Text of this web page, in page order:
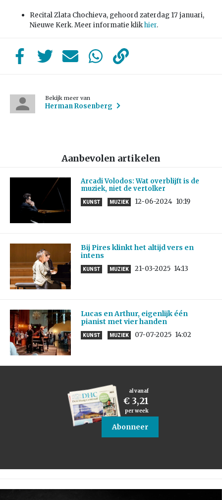
Recital Zlata Chochieva, gehoord zaterdag 17 januari,
Nieuwe Kerk. Meer informatie klikhier.
Bekijk meer van
Herman Rosenberg
Aanbevolen artikelen
Arcadi Volodos: Wat overblijft is de
muziek, niet de vertolker
KUNST MUZIEK 12-06-2024 10:19
Bij Pires klinkt het altijd vers en
intens
KUNST MUZIEK 21-03-2025 14:13
Lucas en Arthur, eigenlijk één
pianist met vier handen
KUNST MUZIEK 07-07-2025 14:02
al vanaf
€ 3,21
per week
Abonneer